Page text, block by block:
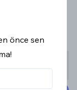
önce sen